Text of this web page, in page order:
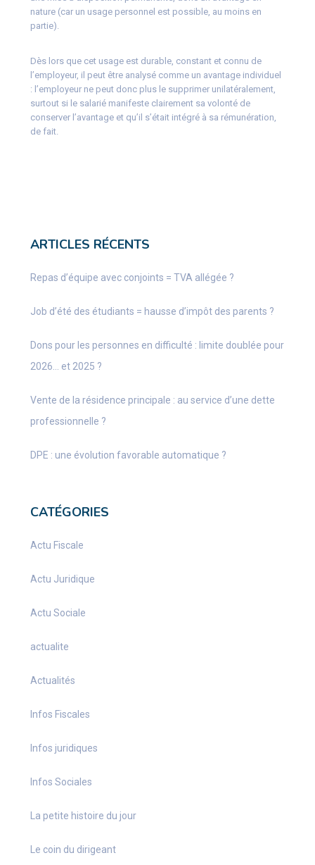
nature (car un usage personnel est possible, au moins en
partie).
Dès lors que cet usage est durable, constant et connu de
l’employeur, il peut être analysé comme un avantage individuel
: l’employeur ne peut donc plus le supprimer unilatéralement,
surtout si le salarié manifeste clairement sa volonté de
conserver l’avantage et qu’il s’était intégré à sa rémunération,
de fait.
ARTICLES RÉCENTS
Repas d’équipe avec conjoints = TVA allégée ?
Job d’été des étudiants = hausse d’impôt des parents ?
Dons pour les personnes en difficulté : limite doublée pour
2026… et 2025 ?
Vente de la résidence principale : au service d’une dette
professionnelle ?
DPE : une évolution favorable automatique ?
CATÉGORIES
Actu Fiscale
Actu Juridique
Actu Sociale
actualite
Actualités
Infos Fiscales
Infos juridiques
Infos Sociales
La petite histoire du jour
Le coin du dirigeant